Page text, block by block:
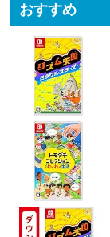
おすすめ